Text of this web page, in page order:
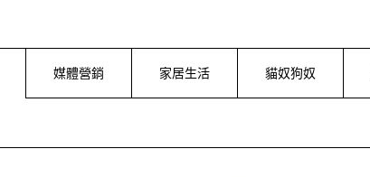
媒體營銷 家居生活 貓奴狗奴